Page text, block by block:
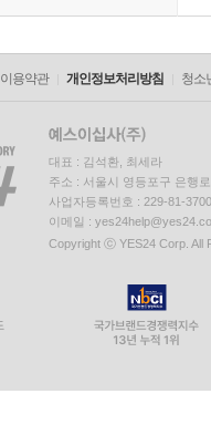
이용약관 개인정보처리방침 청소
대표 : 김석환, 최세라
주소 : 서울시 영등포구 은행
사업자등록번호 : 229-81-
이메일 :
Copyright ⓒ YES24 Corp. All